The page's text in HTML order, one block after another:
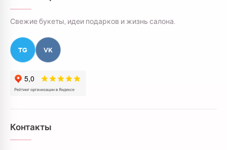
Свежие букеты, идеи подарков и жизнь салона.
TG VK
Контакты